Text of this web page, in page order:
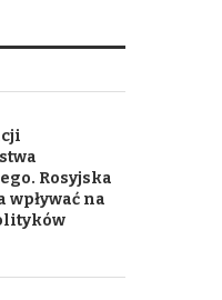
Rosyjska
wpływać na